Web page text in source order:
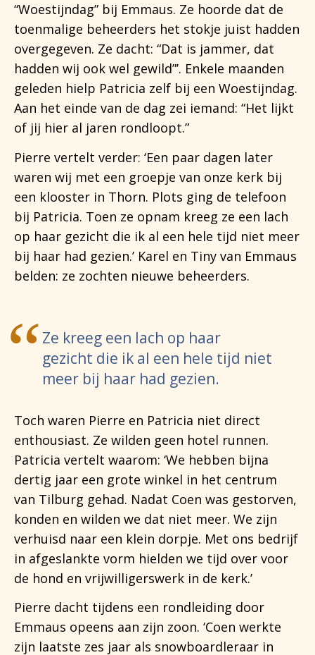
“Woestijndag” bij Emmaus. Ze hoorde dat de
toenmalige beheerders het stokje juist hadden
overgegeven. Ze dacht: “Dat is jammer, dat
hadden wij ook wel gewild”’. Enkele maanden
geleden hielp Patricia zelf bij een Woestijndag.
Aan het einde van de dag zei iemand: “Het lijkt
of jij hier al jaren rondloopt.”
Pierre vertelt verder: ‘Een paar dagen later
waren wij met een groepje van onze kerk bij
een klooster in Thorn. Plots ging de telefoon
bij Patricia. Toen ze opnam kreeg ze een lach
op haar gezicht die ik al een hele tijd niet meer
bij haar had gezien.’ Karel en Tiny van Emmaus
belden: ze zochten nieuwe beheerders.
Ze kreeg een lach op haar
gezicht die ik al een hele tijd niet
meer bij haar had gezien.
Toch waren Pierre en Patricia niet direct
enthousiast. Ze wilden geen hotel runnen.
Patricia vertelt waarom: ‘We hebben bijna
dertig jaar een grote winkel in het centrum
van Tilburg gehad. Nadat Coen was gestorven,
konden en wilden we dat niet meer. We zijn
verhuisd naar een klein dorpje. Met ons bedrijf
in afgeslankte vorm hielden we tijd over voor
de hond en vrijwilligerswerk in de kerk.’
Pierre dacht tijdens een rondleiding door
Emmaus opeens aan zijn zoon. ‘Coen werkte
zijn laatste zes jaar als snowboardleraar in